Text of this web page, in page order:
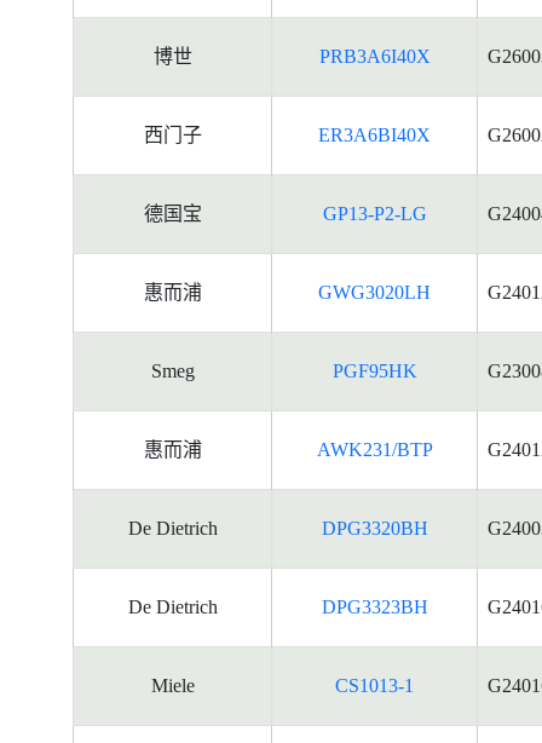
能
博世 PRB3A6I40X
西门子 ER3A6BI40X
德国宝 GP13-P2-LG
惠而浦 GWG3020LH
Smeg PGF95HK
惠而浦 AWK231/BTP
De Dietrich DPG3320BH
De Dietrich DPG3323BH
Miele CS1013-1